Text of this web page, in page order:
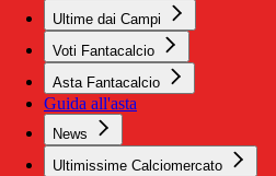
Ultime dai Campi
Voti Fantacalcio
Asta Fantacalcio
Guida all'asta
News
Ultimissime Calciomercato